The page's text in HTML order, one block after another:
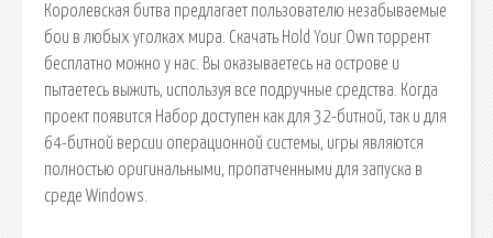
Королевская битва предлагает пользователю незабываемые
бои в любых уголках мира. Скачать Hold Your Own торрент
бесплатно можно у нас. Вы оказываетесь на острове и
пытаетесь выжить, используя все подручные средства. Когда
проект появится Набор доступен как для 32-битной, так и для
64-битной версии операционной системы, игры являются
полностью оригинальными, пропатченными для запуска в
среде Windows.